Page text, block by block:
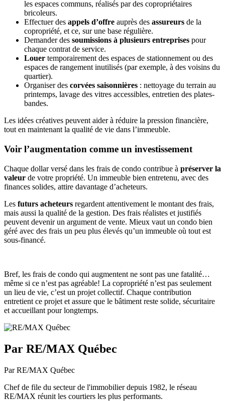
les espaces communs, réalisés par des copropriétaires
bricoleurs.
Effectuer des appels d’offre auprès des assureurs de la
copropriété, et ce, sur une base régulière.
Demander des soumissions à plusieurs entreprises pour
chaque contrat de service.
Louer temporairement des espaces de stationnement ou des
espaces de rangement inutilisés (par exemple, à des voisins du
quartier).
Organiser des corvées saisonnières : nettoyage du terrain au
printemps, lavage des vitres accessibles, entretien des plates-
bandes.
Les idées créatives peuvent aider à réduire la pression financière,
tout en maintenant la qualité de vie dans l’immeuble.
Voir l’augmentation comme un investissement
Chaque dollar versé dans les frais de condo contribue à préserver la
valeur de votre propriété. Un immeuble bien entretenu, avec des
finances solides, attire davantage d’acheteurs.
Les futurs acheteurs regardent attentivement le montant des frais,
mais aussi la qualité de la gestion. Des frais réalistes et justifiés
peuvent devenir un argument de vente. Mieux vaut un condo bien
géré avec des frais un peu plus élevés qu’un immeuble où tout est
sous-financé.
Bref, les frais de condo qui augmentent ne sont pas une fatalité…
même si ce n’est pas agréable! La copropriété n’est pas seulement
un lieu de vie, c’est un projet collectif. Chaque contribution
entretient ce projet et assure que le bâtiment reste solide, sécuritaire
et accueillant pour longtemps.
Par RE/MAX Québec
Par RE/MAX Québec
Chef de file du secteur de l'immobilier depuis 1982, le réseau
RE/MAX réunit les courtiers les plus performants.